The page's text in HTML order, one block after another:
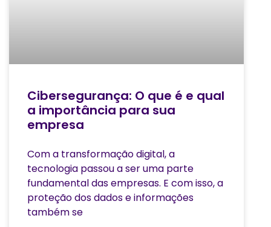
Cibersegurança: O que é e qual
a importância para sua
empresa
Com a transformação digital, a
tecnologia passou a ser uma parte
fundamental das empresas. E com isso, a
proteção dos dados e informações
também se